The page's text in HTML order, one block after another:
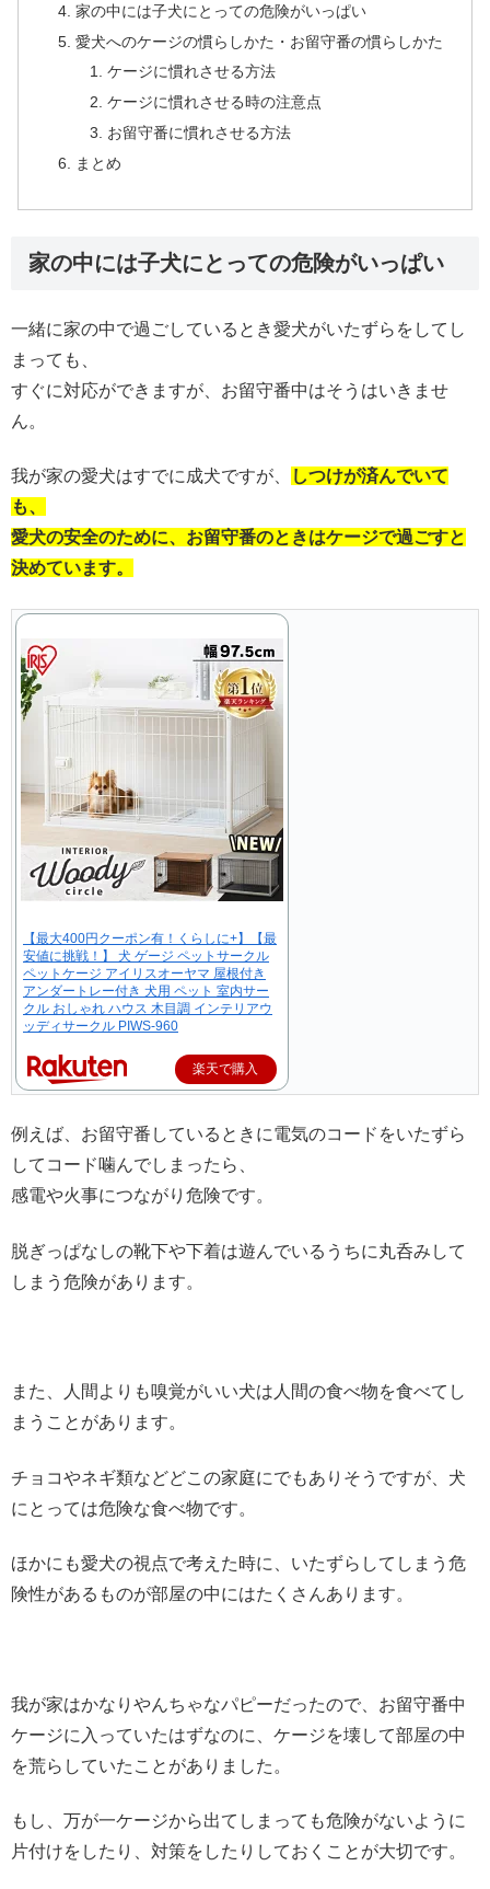
家の中には子犬にとっての危険がいっぱい
愛犬へのケージの慣らしかた・お留守番の慣らしかた
ケージに慣れさせる方法
ケージに慣れさせる時の注意点
お留守番に慣れさせる方法
まとめ
家の中には子犬にとっての危険がいっぱい
一緒に家の中で過ごしているとき愛犬がいたずらをしてし
まっても、
すぐに対応ができますが、お留守番中はそうはいきませ
ん。
我が家の愛犬はすでに成犬ですが、
しつけが済んでいて
も、
愛犬の安全のために、お留守番のときはケージで過ごすと
決めています。
【最大400円クーポン有！くらしに+】【最
安値に挑戦！】 犬 ゲージ ペットサークル
ペットケージ アイリスオーヤマ 屋根付き
アンダートレー付き 犬用 ペット 室内サー
クル おしゃれ ハウス 木目調 インテリアウ
ッディサークル PIWS-960
楽天で購入
例えば、お留守番しているときに電気のコードをいたずら
してコード噛んでしまったら、
感電や火事につながり危険です。
脱ぎっぱなしの靴下や下着は遊んでいるうちに丸呑みして
しまう危険があります。
また、人間よりも嗅覚がいい犬は人間の食べ物を食べてし
まうことがあります。
チョコやネギ類などどこの家庭にでもありそうですが、犬
にとっては危険な食べ物です。
ほかにも愛犬の視点で考えた時に、いたずらしてしまう危
険性があるものが部屋の中にはたくさんあります。
我が家はかなりやんちゃなパピーだったので、お留守番中
ケージに入っていたはずなのに、ケージを壊して部屋の中
を荒らしていたことがありました。
もし、万が一ケージから出てしまっても危険がないように
片付けをしたり、対策をしたりしておくことが大切です。